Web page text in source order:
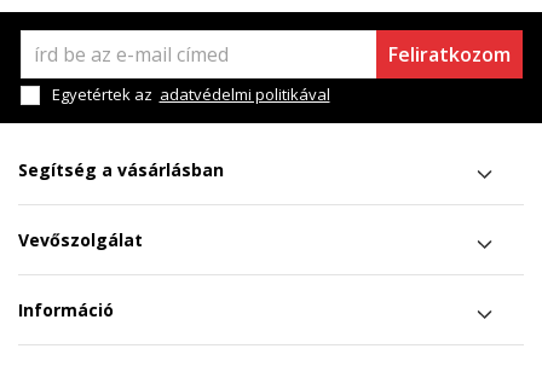
Feliratkozom
Egyetértek az adatvédelmi politikával
Segítség a vásárlásban
Vevőszolgálat
Információ